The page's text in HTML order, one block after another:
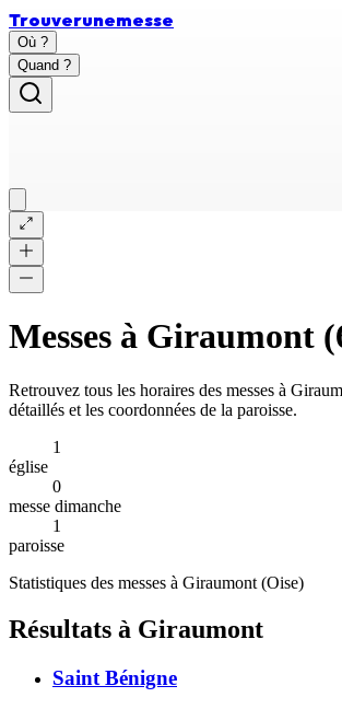
Trouverunemesse
Où ?
Quand ?
Messes à Giraumont (
Retrouvez tous les horaires des messes à
détaillés et les coordonnées de la paroisse.
1
église
0
messe dimanche
1
paroisse
Statistiques des messes à Giraumont (Oise)
Résultats à Giraumont
Saint Bénigne